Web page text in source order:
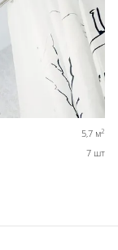
5,7 м2
7 шт